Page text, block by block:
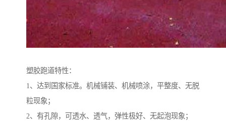
塑胶跑道特性：
1、达到国家标准。机械铺装、机械喷涂，平整度、无脱
粒现象；
2、有孔隙，可透水、透气，弹性极好、无起泡现象；